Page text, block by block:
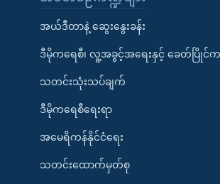
အယ်ဒီတာနဲ့ ဆွေးနွေးခန်း
ဒီမိုကရေစီ၊ လူ့အခွင့်အရေးနှင့် ခေတ်ပြိုင်ကမ္
သတင်းသုံးသပ်ချက်
ဒီမိုကရေစီရေးရာ
အမေရိကန်နိုင်ငံရေး
သတင်းထောက်မှတ်စု